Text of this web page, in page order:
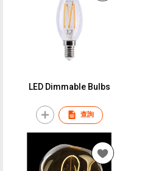
LED Dimmable Bulbs
查詢